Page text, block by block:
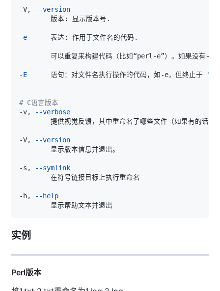
-V,
--version
-e
-E
      语句：对文件名执行操作的代码，如-e，但终止于
';'
# C语言版本
-v,
--verbose
-V,
--version
-s,
--symlink
-h,
--help
实例
Perl版本